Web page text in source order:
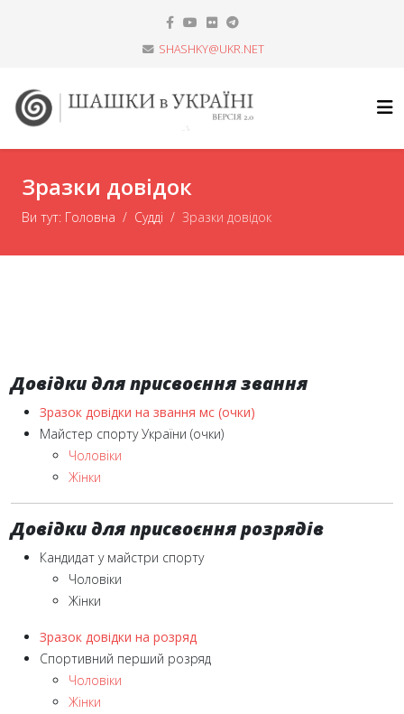
SHASHKY@UKR.NET
Зразки довідок
Ви тут: Головна Судді Зразки довідок
Довідки для присвоєння звання
Зразок довідки на звання мс (очки)
Майстер спорту України (очки)
Чоловіки
Жінки
Довідки для присвоєння розрядів
Кандидат у майстри спорту
Чоловіки
Жінки
Зразок довідки на розряд
Спортивний перший розряд
Чоловіки
Жінки